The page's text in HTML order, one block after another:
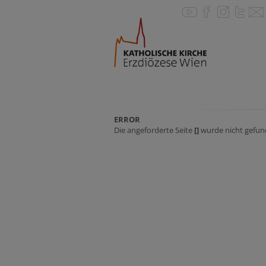
ERROR
Die angeforderte Seite []wurde nicht